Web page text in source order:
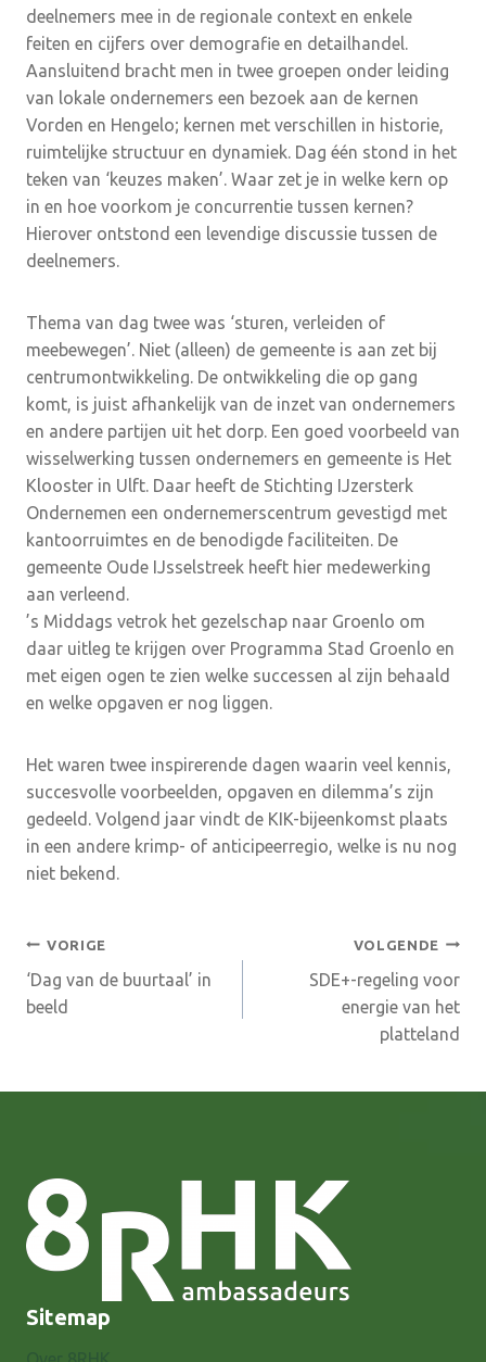
deelnemers mee in de regionale context en enkele
feiten en cijfers over demografie en detailhandel.
Aansluitend bracht men in twee groepen onder leiding
van lokale ondernemers een bezoek aan de kernen
Vorden en Hengelo; kernen met verschillen in historie,
ruimtelijke structuur en dynamiek. Dag één stond in het
teken van ‘keuzes maken’. Waar zet je in welke kern op
in en hoe voorkom je concurrentie tussen kernen?
Hierover ontstond een levendige discussie tussen de
deelnemers.
Thema van dag twee was ‘sturen, verleiden of
meebewegen’. Niet (alleen) de gemeente is aan zet bij
centrumontwikkeling. De ontwikkeling die op gang
komt, is juist afhankelijk van de inzet van ondernemers
en andere partijen uit het dorp. Een goed voorbeeld van
wisselwerking tussen ondernemers en gemeente is Het
Klooster in Ulft. Daar heeft de Stichting IJzersterk
Ondernemen een ondernemerscentrum gevestigd met
kantoorruimtes en de benodigde faciliteiten. De
gemeente Oude IJsselstreek heeft hier medewerking
aan verleend.
’s Middags vetrok het gezelschap naar Groenlo om
daar uitleg te krijgen over Programma Stad Groenlo en
met eigen ogen te zien welke successen al zijn behaald
en welke opgaven er nog liggen.
Het waren twee inspirerende dagen waarin veel kennis,
succesvolle voorbeelden, opgaven en dilemma’s zijn
gedeeld. Volgend jaar vindt de KIK-bijeenkomst plaats
in een andere krimp- of anticipeerregio, welke is nu nog
niet bekend.
Bericht
navigatie
VORIGE
‘Dag van de buurtaal’ in
beeld
VOLGENDE
SDE+-regeling voor
energie van het
platteland
Sitemap